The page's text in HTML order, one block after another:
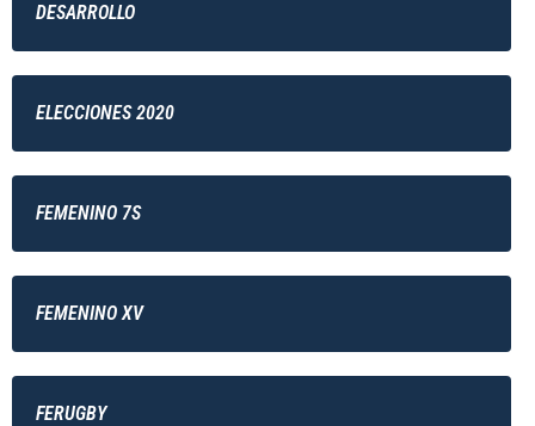
DESARROLLO
ELECCIONES 2020
FEMENINO 7S
FEMENINO XV
FERUGBY